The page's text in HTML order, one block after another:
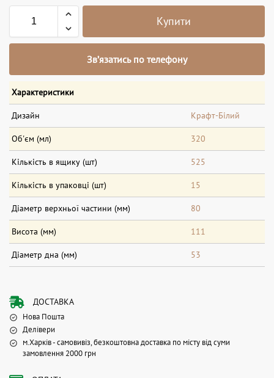
Купити
Зв’язатись по телефону
Характеристики
Дизайн Крафт-Білий
Об'єм (мл) 320
Кількість в ящику (шт) 525
Кількість в упаковці (шт) 15
Діаметр верхньої частини (мм) 80
Висота (мм) 111
Діаметр дна (мм) 53
ДОСТАВКА
Нова Пошта
Делівери
м.Харків - самовивіз, безкоштовна доставка по місту від суми
замовлення 2000 грн